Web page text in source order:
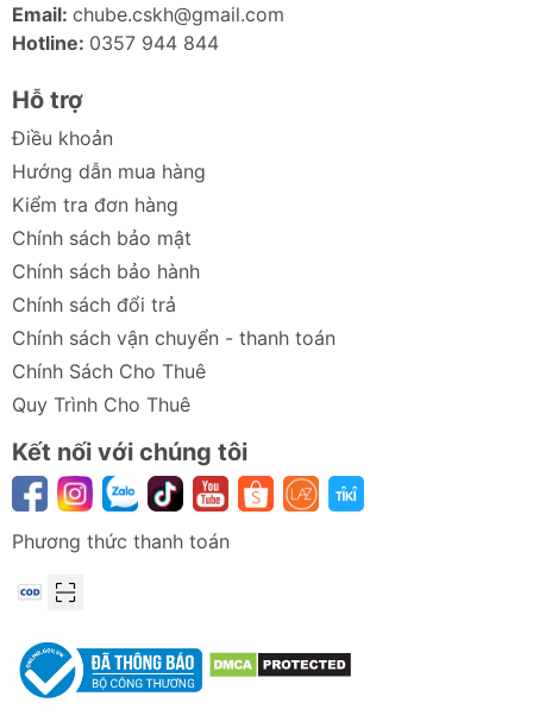
Thuộc
tính
Thông số
Email: chube.cskh@gmail.com
Hotline: 0357 944 844
Hỗ trợ
Điều khoản
Hướng dẫn mua hàng
Kiểm tra đơn hàng
Chính sách bảo mật
Chính sách bảo hành
Chính sách đổi trả
Chính sách vận chuyển - thanh toán
Chính Sách Cho Thuê
Quy Trình Cho Thuê
Kết nối với chúng tôi
Phương thức thanh toán